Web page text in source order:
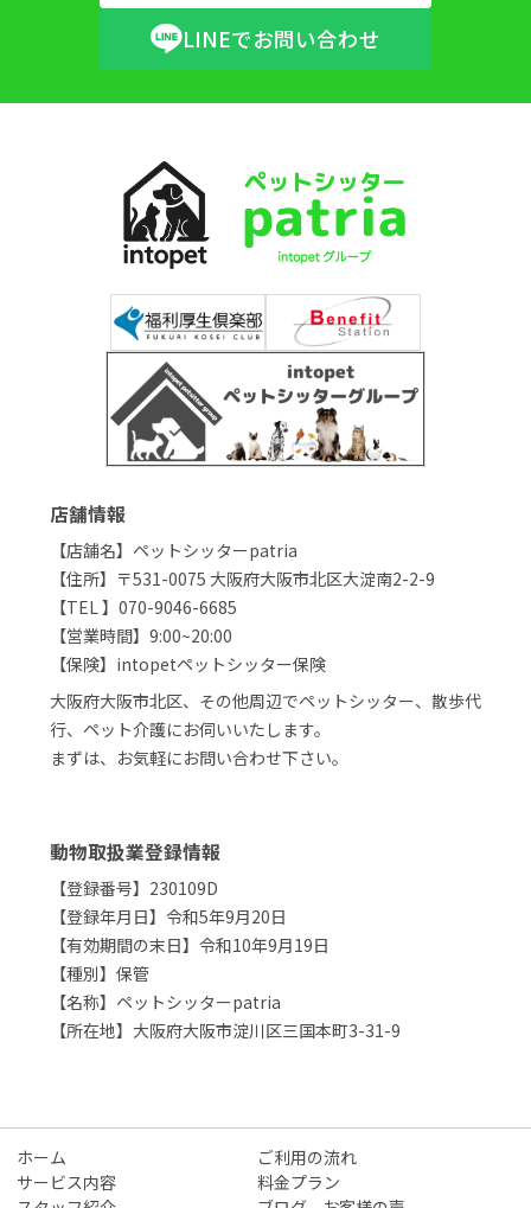
LINEでお問い合わせ
店舗情報
【店舗名】ペットシッターpatria
【住所】〒531-0075 大阪府大阪市北区大淀南2-2-9
【TEL 】070-9046-6685
【営業時間】9:00~20:00
【保険】intopetペットシッター保険
大阪府大阪市北区、その他周辺でペットシッター、散歩代
行、ペット介護にお伺いいたします。
まずは、お気軽にお問い合わせ下さい。
動物取扱業登録情報
【登録番号】230109D
【登録年月日】令和5年9月20日
【有効期間の末日】令和10年9月19日
【種別】保管
【名称】ペットシッターpatria
【所在地】大阪府大阪市淀川区三国本町3-31-9
ホーム
ご利用の流れ
サービス内容
料金プラン